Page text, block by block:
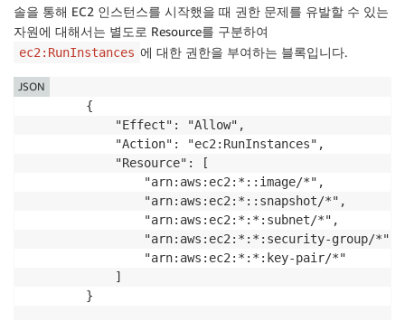
솔을 통해 EC2 인스턴스를 시작했을 때 권한 문제를 유발할 수 있는
자원에 대해서는 별도로 Resource를 구분하여
ec2:RunInstances 에 대한 권한을 부여하는 블록입니다.
        {
            "Effect": "Allow",
            "Action": "ec2:RunInstances",
            "Resource": [
                "arn:aws:ec2:*::image/*",
                "arn:aws:ec2:*::snapshot/*",
                "arn:aws:ec2:*:*:subnet/*",
                "arn:aws:ec2:*:*:security-group/*",
                "arn:aws:ec2:*:*:key-pair/*"
            ]
        }
JSON